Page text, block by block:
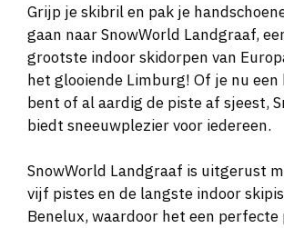
Grijp je skibril en pak je
gaan naar SnowWorld Landgraaf,
grootste indoor skidorpen van
het glooiende Limburg! Of je nu een
bent of al aardig de piste af sjeest,
biedt sneeuwplezier voor iedereen.
SnowWorld Landgraaf is uitgerust
vijf pistes en de langste indoor
Benelux, waardoor het een perfecte